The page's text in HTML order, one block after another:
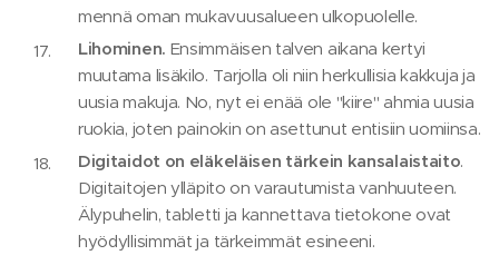
mennä oman mukavuusalueen ulkopuolelle.
Lihominen. Ensimmäisen talven aikana kertyi
muutama lisäkilo. Tarjolla oli niin herkullisia kakkuja ja
uusia makuja. No, nyt ei enää ole "kiire" ahmia uusia
ruokia, joten painokin on asettunut entisiin uomiinsa.
Digitaidot on eläkeläisen tärkein kansalaistaito.
Digitaitojen ylläpito on varautumista vanhuuteen.
Älypuhelin, tabletti ja kannettava tietokone ovat
hyödyllisimmät ja tärkeimmät esineeni.